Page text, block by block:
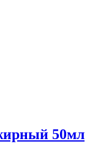
50мл